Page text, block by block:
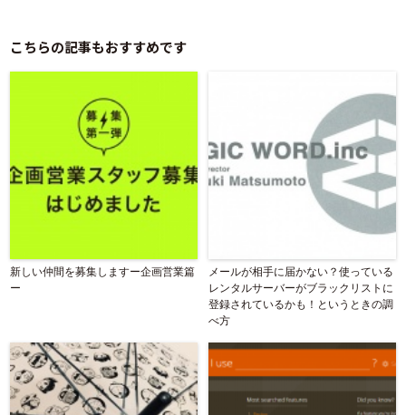
こちらの記事もおすすめです
新しい仲間を募集しますー企画営業篇
ー
メールが相手に届かない？使っている
レンタルサーバーがブラックリストに
登録されているかも！というときの調
べ方